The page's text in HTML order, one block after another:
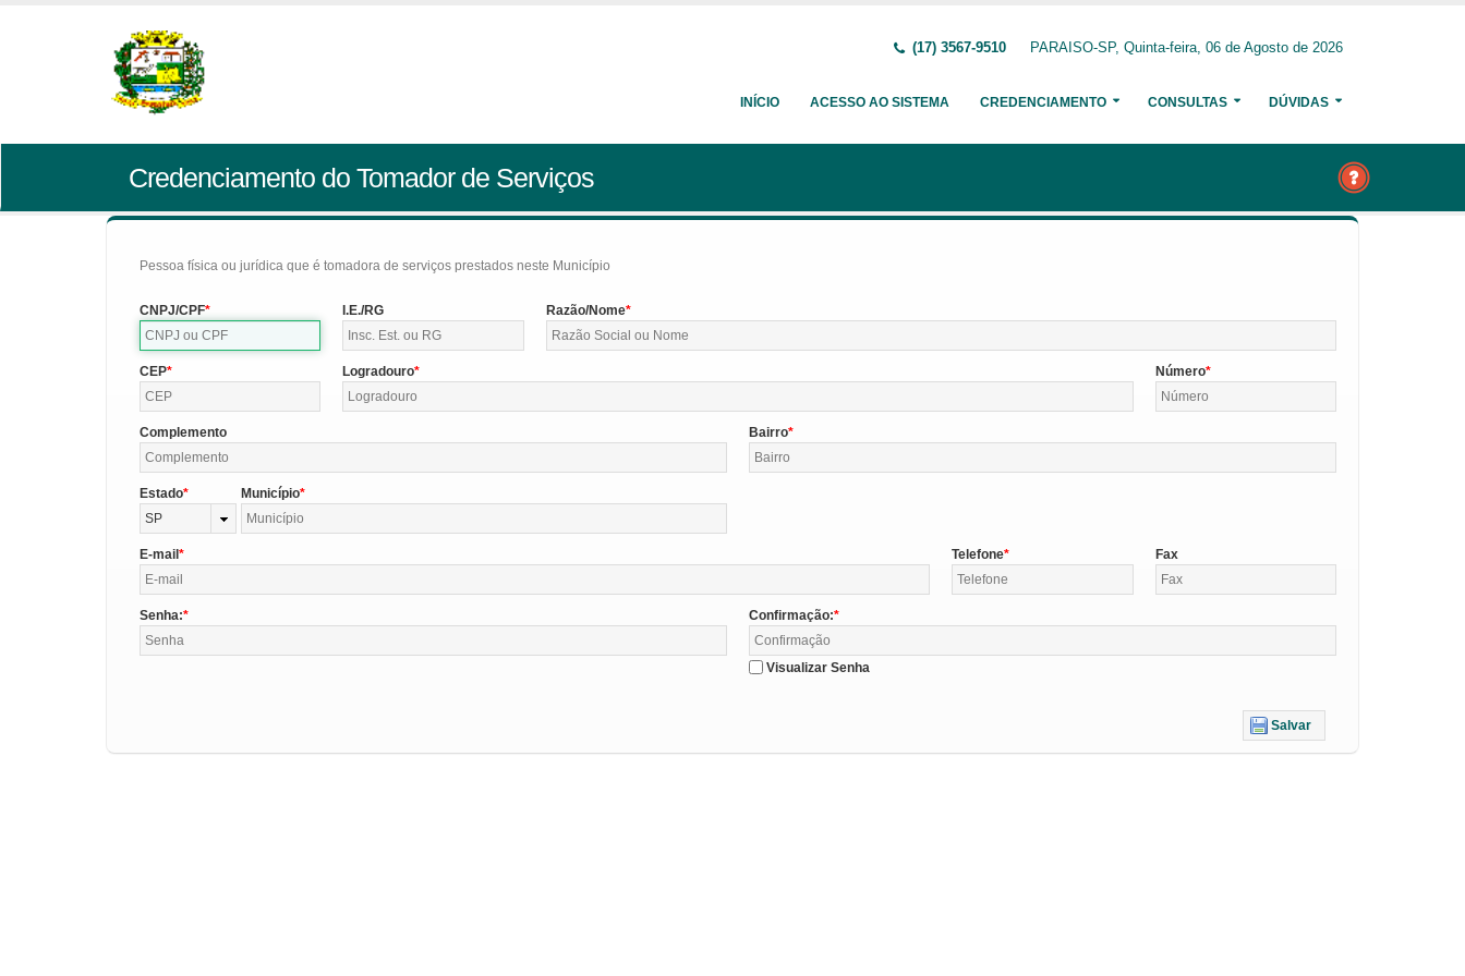
(17) 3567-9510 PARAISO-SP, Quinta-feira, 06 de Agosto de 2026
INÍCIO ACESSO AO SISTEMA CREDENCIAMENTO CONSULTAS DÚVIDAS
Credenciamento do Tomador de Serviços
Pessoa física ou jurídica que é tomadora de serviços prestados neste Município
CNPJ/CPF I.E./RG Razão/Nome
CEP Logradouro Número
Complemento Bairro
Estado
SP
Município
E-mail Telefone Fax
Senha: Confirmação:
Visualizar Senha
Salvar